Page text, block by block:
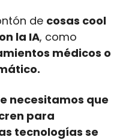
de cosas cool
la IA
médicos o
necesitamos que
para
tecnologías se